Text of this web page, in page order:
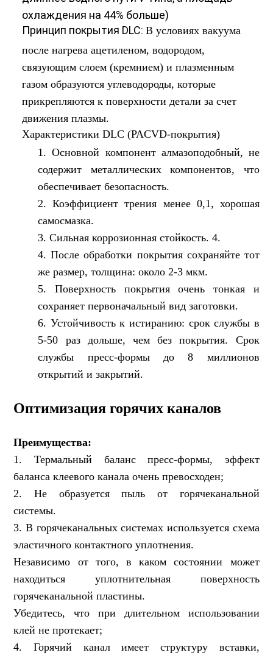
охлаждения на 44% больше)
Принцип покрытия DLC:В условиях вакуума
после нагрева ацетиленом, водородом,
связующим слоем (кремнием) и плазменным
газом образуются углеводороды, которые
прикрепляются к поверхности детали за счет
движения плазмы.
Характеристики DLC (PACVD-покрытия)
1. Основной компонент алмазоподобный, не
содержит металлических компонентов, что
обеспечивает безопасность.
2. Коэффициент трения менее 0,1, хорошая
самосмазка.
3. Сильная коррозионная стойкость. 4.
4. После обработки покрытия сохраняйте тот
же размер, толщина: около 2-3 мкм.
5. Поверхность покрытия очень тонкая и
сохраняет первоначальный вид заготовки.
6. Устойчивость к истиранию: срок службы в
5-50 раз дольше, чем без покрытия. Срок
службы пресс-формы до 8 миллионов
открытий и закрытий.
Оптимизация горячих каналов
Преимущества:
1. Термальный баланс пресс-формы, эффект
баланса клеевого канала очень превосходен;
2. Не образуется пыль от горячеканальной
системы.
3. В горячеканальных системах используется схема
эластичного контактного уплотнения.
Независимо от того, в каком состоянии может
находиться уплотнительная поверхность
горячеканальной пластины.
Убедитесь, что при длительном использовании
клей не протекает;
4. Горячий канал имеет структуру вставки,